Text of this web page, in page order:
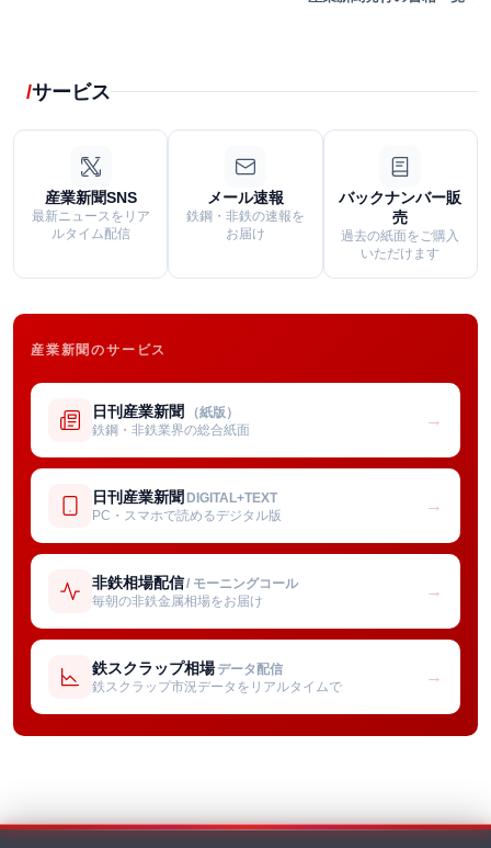
サービス
産業新聞SNS
最新ニュースをリア
ルタイム配信
メール速報
鉄鋼・非鉄の速報を
お届け
バックナンバー販
売
過去の紙面をご購入
いただけます
産業新聞のサービス
日刊産業新聞 （紙版）
鉄鋼・非鉄業界の総合紙面
→
日刊産業新聞 DIGITAL+TEXT
PC・スマホで読めるデジタル版
→
非鉄相場配信/ モーニングコール
毎朝の非鉄金属相場をお届け
→
鉄スクラップ相場 データ配信
鉄スクラップ市況データをリアルタイムで
→